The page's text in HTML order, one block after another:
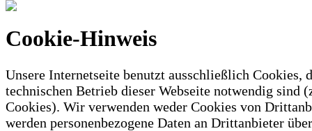
Cookie-Hinweis
Unsere Internetseite benutzt ausschließlich Cookies,
technischen Betrieb dieser Webseite notwendig sind
Cookies). Wir verwenden weder Cookies von
werden personenbezogene Daten an Drittanbieter